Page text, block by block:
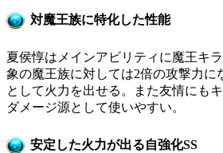
対魔王族に特化した性能
夏侯惇はメインアビリティに魔王キ
象の魔王族に対しては2倍の攻撃力に
として火力を出せる。また友情にも
ダメージ源として使いやすい。
安定した火力が出る自強化SS